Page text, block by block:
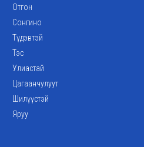
Отгон
Сонгино
Түдэвтэй
Тэс
Улиастай
Цагаанчулуут
Шилүүстэй
Яруу